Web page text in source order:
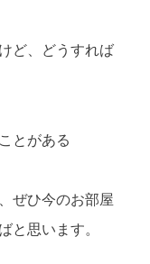
ど、どうすれば
とがある
ぜひ今のお部屋
と思います。